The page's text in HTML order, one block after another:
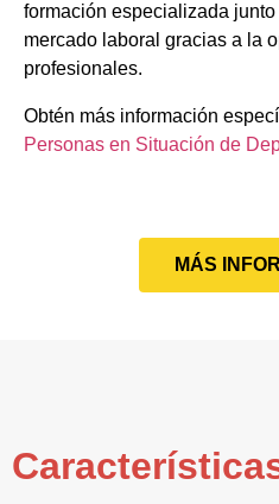
formación especializada junto
mercado laboral gracias a la
profesionales.
Obtén más información
Personas en Situación de
MÁS